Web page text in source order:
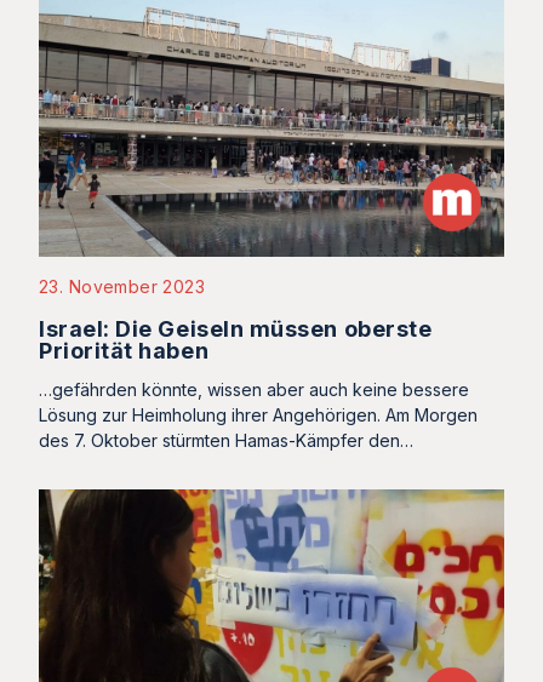
23. November 2023
Israel: Die Geiseln müssen oberste
Priorität haben
…gefährden könnte, wissen aber auch keine bessere
Lösung zur Heimholung ihrer Angehörigen. Am Morgen
des 7. Oktober stürmten Hamas-Kämpfer den…